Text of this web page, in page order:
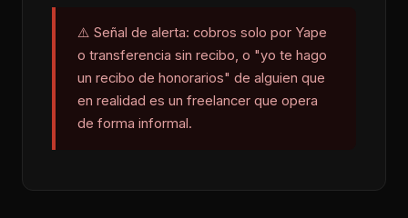
⚠️ Señal de alerta: cobros solo por Yape
o transferencia sin recibo, o "yo te hago
un recibo de honorarios" de alguien que
en realidad es un freelancer que opera
de forma informal.